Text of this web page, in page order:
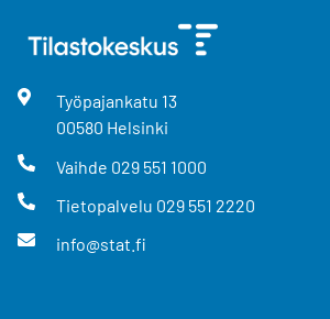
Työpajankatu 13
00580 Helsinki
Vaihde 029 551 1000
Tietopalvelu 029 551 2220
info@stat.fi